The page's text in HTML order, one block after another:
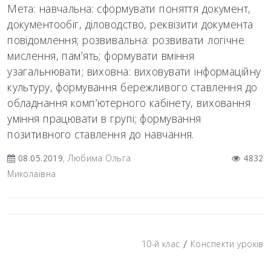
Мета: навчальна: сформувати поняття документ,
документообіг, діловодство, реквізити документа
повідомлення; розвивальна: розвивати логічне
мислення, пам’ять; формувати вміння
узагальнювати; виховна: виховувати інформаційну
культуру, формування бережливого ставлення до
обладнання комп’ютерного кабінету, виховання
уміння працювати в групі; формування
позитивного ставлення до навчання.
08.05.2019, Любима Ольга
Миколаївна
4832
10-й клас / Конспекти уроків